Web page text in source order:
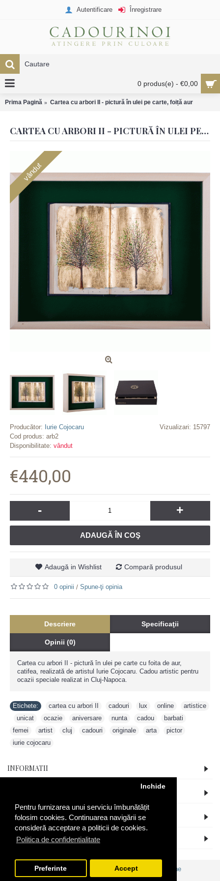
Pentru furnizarea unui serviciu îmbunătățit
folosim cookies. Continuarea navigării se
consideră acceptare a politicii de cookies.
Politica de confidentialitate
Inchide
Preferinte Accept
Autentificare Înregistrare
0 produs(e) - €0,00
Prima Pagină Cartea cu arbori II - pictură în ulei pe carte, foiță aur
CARTEA CU ARBORI II - PICTURĂ ÎN ULEI PE CARTE, FOIȚĂ AUR
vândut
Vizualizari: 15797
Producător: Iurie Cojocaru
Cod produs: arb2
Disponibilitate: vândut
€440,00
- +
ADAUGĂ ÎN COŞ
Adaugă in Wishlist Compară produsul
0 opinii / Spune-ţi opinia
Descriere Specificaţii
Opinii (0)
Cartea cu arbori II
- pictură în ulei pe carte cu foita de aur,
catifea, realizată de artistul Iurie Cojocaru. Cadou artistic pentru
ocazii speciale realizat in Cluj-Napoca.
Etichete: cartea cu arbori II cadouri lux online
artistice
unicat ocazie aniversare nunta cadou barbati
femei
artist cluj cadouri originale arta pictor
iurie cojocaru
INFORMATII
RECENT ADAUGATE
SUNTEM SI PE FACEBOOK
Copyright © 2015 | |Creare Magazin Online